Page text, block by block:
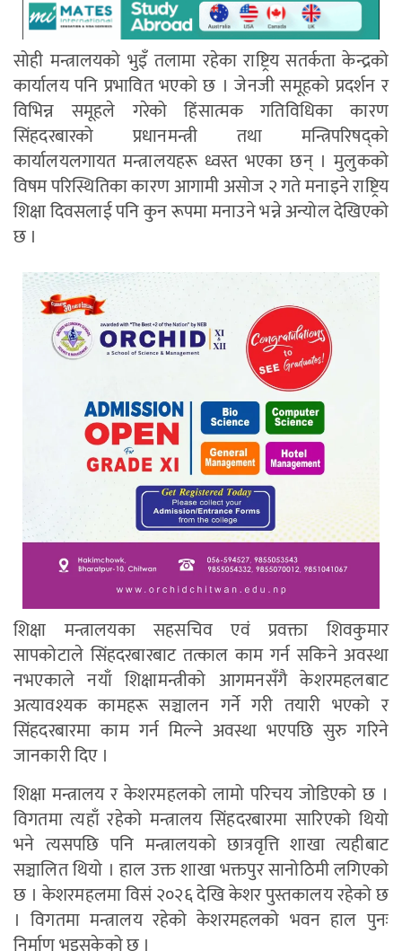
सोही मन्त्रालयको भुइँ तलामा रहेका राष्ट्रिय सतर्कता केन्द्रको
कार्यालय पनि प्रभावित भएको छ । जेनजी समूहको प्रदर्शन र
विभिन्न समूहले गरेको हिंसात्मक गतिविधिका कारण
सिंहदरबारको प्रधानमन्त्री तथा मन्त्रिपरिषद्को
कार्यालयलगायत मन्त्रालयहरू ध्वस्त भएका छन् । मुलुकको
विषम परिस्थितिका कारण आगामी असोज २ गते मनाइने राष्ट्रिय
शिक्षा दिवसलाई पनि कुन रूपमा मनाउने भन्ने अन्योल देखिएको
छ ।
शिक्षा मन्त्रालयका सहसचिव एवं प्रवक्ता शिवकुमार
सापकोटाले सिंहदरबारबाट तत्काल काम गर्न सकिने अवस्था
नभएकाले नयाँ शिक्षामन्त्रीको आगमनसँगै केशरमहलबाट
अत्यावश्यक कामहरू सञ्चालन गर्ने गरी तयारी भएको र
सिंहदरबारमा काम गर्न मिल्ने अवस्था भएपछि सुरु गरिने
जानकारी दिए ।
शिक्षा मन्त्रालय र केशरमहलको लामो परिचय जोडिएको छ ।
विगतमा त्यहाँ रहेको मन्त्रालय सिंहदरबारमा सारिएको थियो
भने त्यसपछि पनि मन्त्रालयको छात्रवृत्ति शाखा त्यहीबाट
सञ्चालित थियो । हाल उक्त शाखा भक्तपुर सानोठिमी लगिएको
छ । केशरमहलमा विसं २०२६ देखि केशर पुस्तकालय रहेको छ
। विगतमा मन्त्रालय रहेको केशरमहलको भवन हाल पुनः